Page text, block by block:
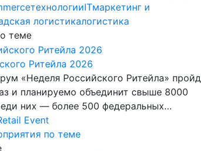
технологииITмаркетинг и
логистикалогистика
теме
Ритейла 2026
«Неделя Российского Ритейла»
и планируемо объединит свыше 8000
них — более 500 федеральных…
Event
по теме